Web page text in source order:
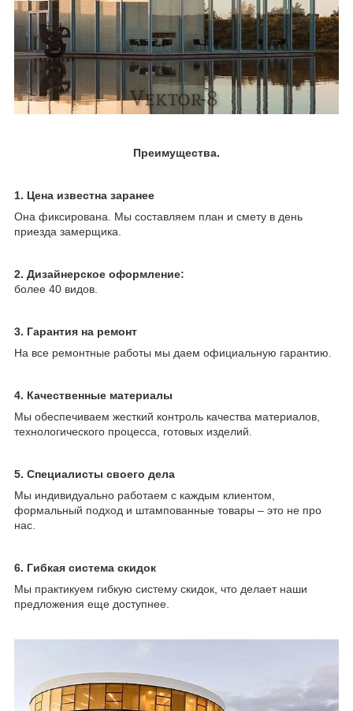
Преимущества.
1. Цена известна заранее
Она фиксирована. Мы составляем план и смету в день
приезда замерщика.
2. Дизайнерское оформление:
более 40 видов.
3. Гарантия на ремонт
На все ремонтные работы мы даем официальную гарантию.
4. Качественные материалы
Мы обеспечиваем жесткий контроль качества материалов,
технологического процесса, готовых изделий.
5. Специалисты своего дела
Мы индивидуально работаем с каждым клиентом,
формальный подход и штампованные товары – это не про
нас.
6. Гибкая система скидок
Мы практикуем гибкую систему скидок, что делает наши
предложения еще доступнее.